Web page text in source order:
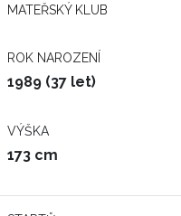
MATEŘSKÝ KLUB
ROK NAROZENÍ
1989 (37 let)
VÝŠKA
173 cm